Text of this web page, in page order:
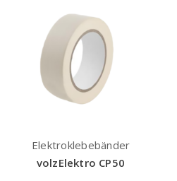
Elektroklebebänder
volzElektro CP50